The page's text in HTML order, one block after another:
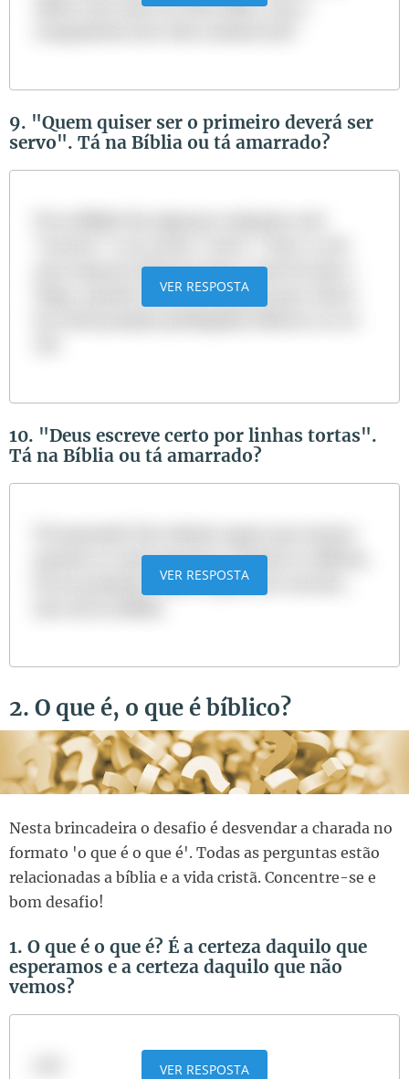
sábios será cada vez mais sábio, mas o
9. "Quem quiser ser o primeiro deverá ser
servo". Tá na Bíblia ou tá amarrado?
uma resposta dada por Jesus a mãe de João e
Tiago, quando ela fez um pedido para colocá-
VER RESPOSTA
10. "Deus escreve certo por linhas tortas".
Tá na Bíblia ou tá amarrado?
quando as coisas parecem confusas ou difíceis,
há um propósito maior. Apesar do conceito,
VER RESPOSTA
2. O que é, o que é bíblico?
Nesta brincadeira o desafio é desvendar a charada no
formato 'o que é o que é'. Todas as perguntas estão
relacionadas a bíblia e a vida cristã. Concentre-se e
bom desafio!
1. O que é o que é? É a certeza daquilo que
esperamos e a certeza daquilo que não
vemos?
VER RESPOSTA